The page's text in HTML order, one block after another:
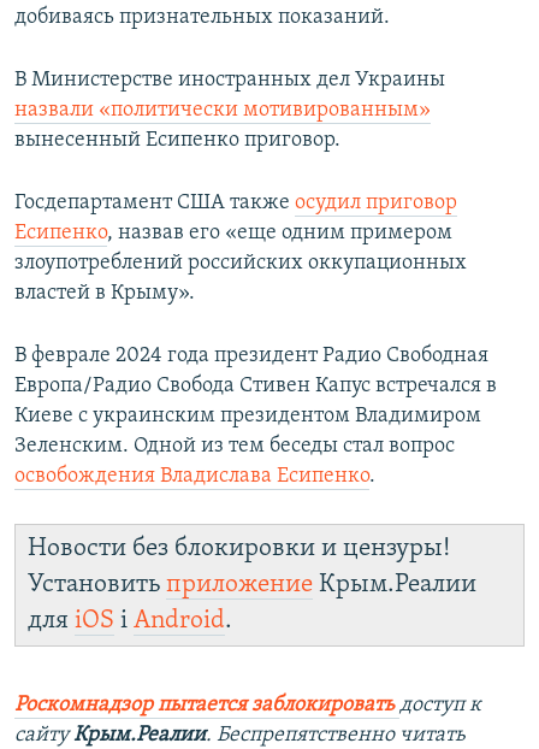
добиваясь признательных показаний.
В Министерстве иностранных дел Украины
назвали «политически мотивированным»
вынесенный Есипенко приговор.
Госдепартамент США также осудил приговор
Есипенко, назвав его «еще одним примером
злоупотреблений российских оккупационных
властей в Крыму».
В феврале 2024 года президент Радио Свободная
Европа/Радио Свобода Стивен Капус встречался в
Киеве с украинским президентом Владимиром
Зеленским. Одной из тем беседы стал вопрос
освобождения Владислава Есипенко.
Новости без блокировки и цензуры!
Установить приложение Крым.Реалии
для iOS і Android.
Роскомнадзор пытается заблокировать доступ к
сайтуКрым.Реалии. Беспрепятственно читать